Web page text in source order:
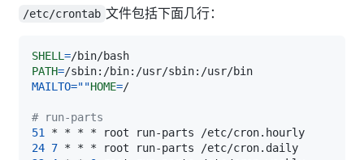
/etc/crontab 文件包括下面几行：
SHELL =
PATH=
MAILTO=""HOME=
# run-parts
51
24 7